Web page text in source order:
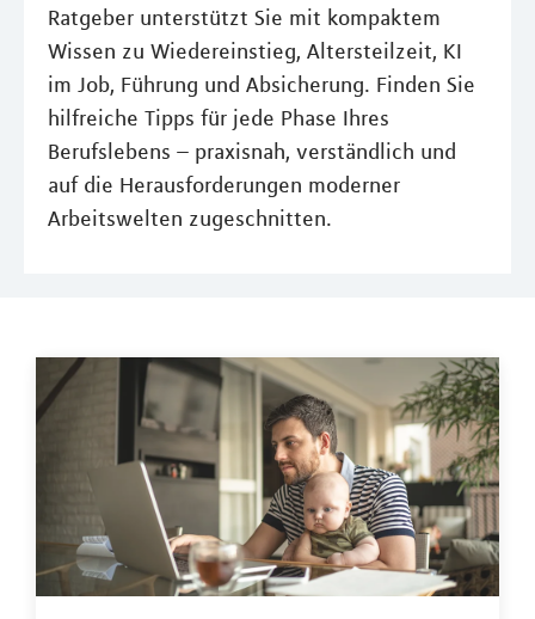
Ratgeber unterstützt Sie mit kompaktem
Wissen zu Wiedereinstieg, Altersteilzeit, KI
im Job, Führung und Absicherung. Finden Sie
hilfreiche Tipps für jede Phase Ihres
Berufslebens – praxisnah, verständlich und
auf die Herausforderungen moderner
Arbeitswelten zugeschnitten.